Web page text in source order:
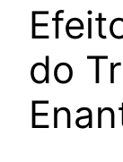
do